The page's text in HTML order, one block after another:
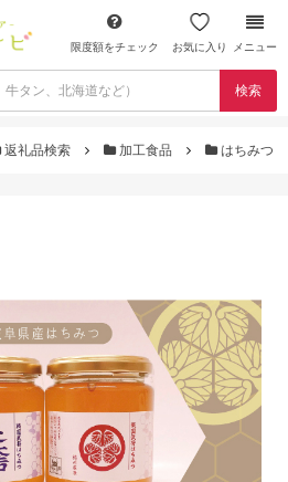
限度額をチェック お気に入り メニュー
検索
返礼品検索 加工食品 はちみつ